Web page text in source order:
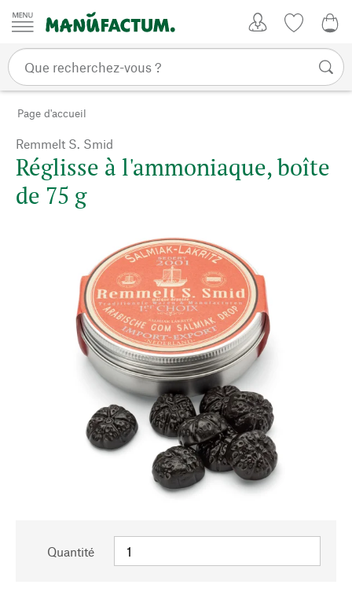
Passer au contenu
Page d'accueil
Remmelt S. Smid
Réglisse à l'ammoniaque, boîte
de 75 g
Quantité